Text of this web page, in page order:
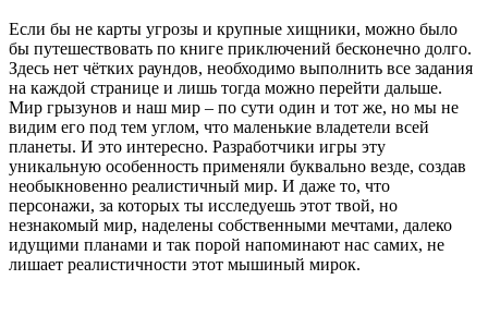
Если бы не карты угрозы и крупные хищники, можно было
бы путешествовать по книге приключений бесконечно долго.
Здесь нет чётких раундов, необходимо выполнить все задания
на каждой странице и лишь тогда можно перейти дальше.
Мир грызунов и наш мир – по сути один и тот же, но мы не
видим его под тем углом, что маленькие владетели всей
планеты. И это интересно. Разработчики игры эту
уникальную особенность применяли буквально везде, создав
необыкновенно реалистичный мир. И даже то, что
персонажи, за которых ты исследуешь этот твой, но
незнакомый мир, наделены собственными мечтами, далеко
идущими планами и так порой напоминают нас самих, не
лишает реалистичности этот мышиный мирок.